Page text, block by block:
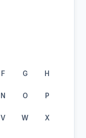
F G H
N O P
V W X